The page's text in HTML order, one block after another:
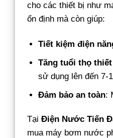
cho các thiết bị như
ổn định mà còn giúp:
Tiết kiệm điện
Tăng tuổi thọ
sử dụng lên đến 7-
Đảm bảo an toàn:
Tại Điện Nước Tiến
mua máy bơm nước